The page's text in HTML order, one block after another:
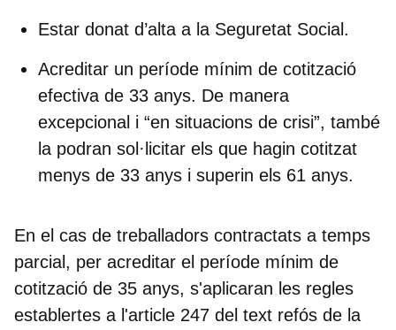
Estar donat d’alta a la Seguretat Social.
Acreditar un període mínim de cotització
efectiva de 33 anys. De manera
excepcional i “en situacions de crisi”, també
la podran sol·licitar els que hagin cotitzat
menys de 33 anys i superin els 61 anys.
En el cas de treballadors contractats a temps
parcial, per acreditar el període mínim de
cotització de 35 anys, s'aplicaran les regles
establertes a l'article 247 del text refós de la